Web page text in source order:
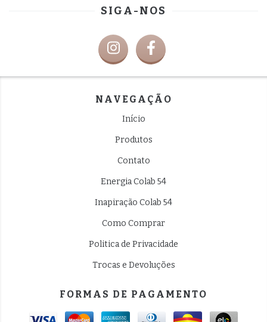
SIGA-NOS
NAVEGAÇÃO
Início
Produtos
Contato
Energia Colab 54
Inapiração Colab 54
Como Comprar
Politica de Privacidade
Trocas e Devoluções
FORMAS DE PAGAMENTO